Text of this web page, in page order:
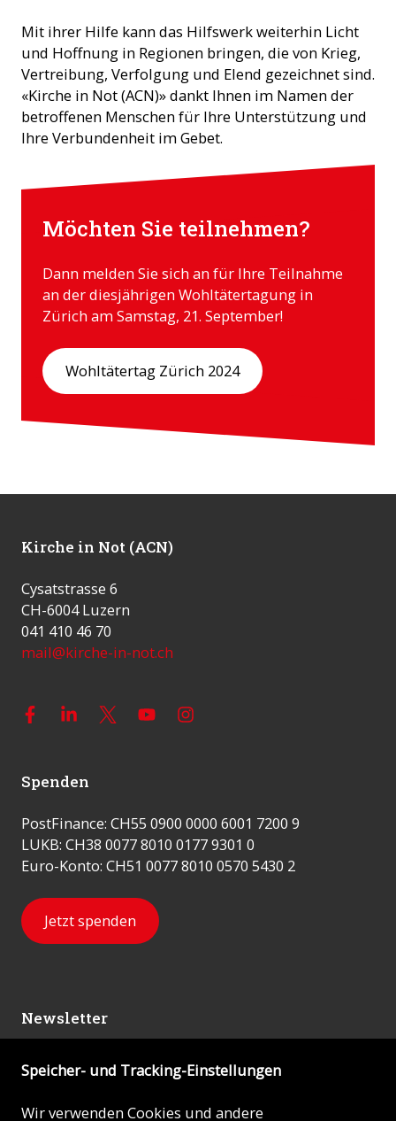
Mit ihrer Hilfe kann das Hilfswerk weiterhin Licht
und Hoffnung in Regionen bringen, die von Krieg,
Vertreibung, Verfolgung und Elend gezeichnet sind.
«Kirche in Not (ACN)» dankt Ihnen im Namen der
betroffenen Menschen für Ihre Unterstützung und
Ihre Verbundenheit im Gebet.
Möchten Sie teilnehmen?
Dann melden Sie sich an für Ihre Teilnahme
an der diesjährigen Wohltätertagung in
Zürich am Samstag, 21. September!
Wohltätertag Zürich 2024
Kirche in Not (ACN)
Cysatstrasse 6
CH-6004 Luzern
041 410 46 70
mail@kirche-in-not.ch
Spenden
PostFinance: CH55 0900 0000 6001 7200 9
LUKB: CH38 0077 8010 0177 9301 0
Euro-Konto: CH51 0077 8010 0570 5430 2
Jetzt spenden
Newsletter
Abonnieren
Speicher- und Tracking-Einstellungen
Wir verwenden Cookies und andere